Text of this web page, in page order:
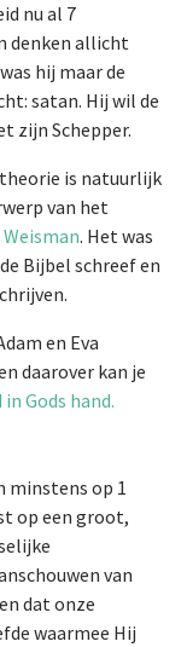
nu al 7
denken allicht
hij maar de
satan. Hij wil de
zijn Schepper.
is natuurlijk
van het
Weisman. Het was
Bijbel schreef en
en Eva
daarover kan je
Gods hand.
minstens op 1
op een groot,
van
dat onze
waarmee Hij